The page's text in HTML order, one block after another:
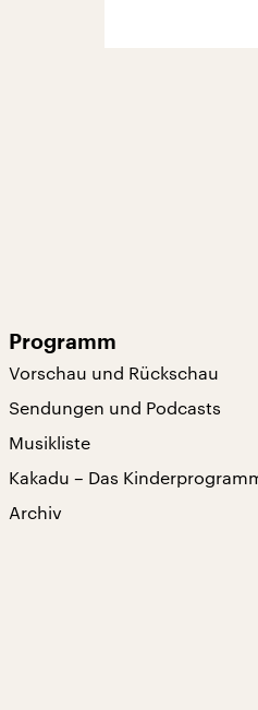
Programm
Vorschau und Rückschau
Sendungen und Podcasts
Musikliste
Kakadu – Das
Archiv